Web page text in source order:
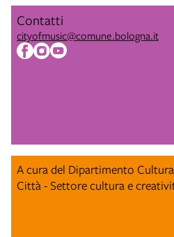
Contatti
cityofmusic@comune.bologna.it
A cura del Dipartimento
Città - Settore cultura e